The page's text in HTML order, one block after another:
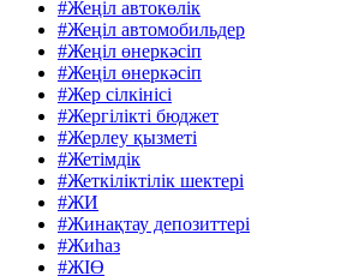
#Жеңіл автокөлік
#Жеңіл автомобильдер
#Жеңіл өнеркәсіп
#Жеңіл өнеркәсіп
#Жер сілкінісі
#Жергілікті бюджет
#Жерлеу қызметі
#Жетімдік
#Жеткіліктілік шектері
#ЖИ
#Жинақтау депозиттері
#Жиһаз
#ЖІӨ